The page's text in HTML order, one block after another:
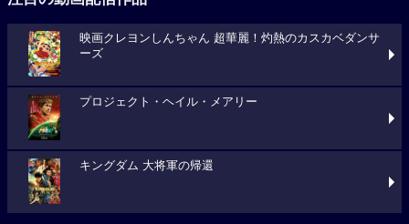
映画クレヨンしんちゃん 超華麗！灼熱のカスカベダンサ
ーズ
プロジェクト・ヘイル・メアリー
キングダム 大将軍の帰還